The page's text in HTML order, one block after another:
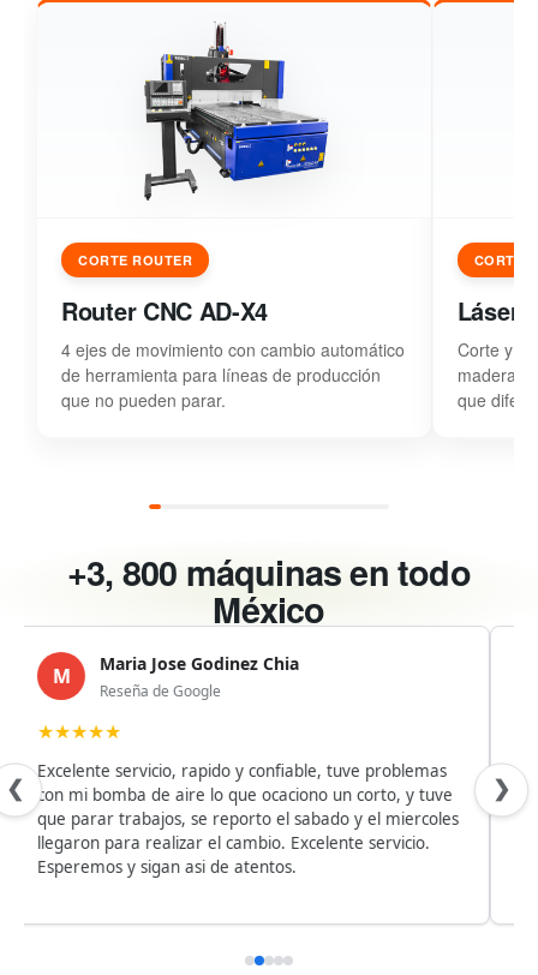
CORTE ROUTER
Router CNC AD-X4
4 ejes de movimiento con cambio automático
de herramienta para líneas de producción
que no pueden parar.
CORTE
Láser
Corte y
madera,
que
+3, 800 máquinas en todo
México
❮
M Maria Jose Godinez Chia
Reseña de Google
★★★★★
Excelente servicio, rapido y confiable, tuve problemas
con mi bomba de aire lo que ocaciono un corto, y tuve
que parar trabajos, se reporto el sabado y el miercoles
llegaron para realizar el cambio. Excelente servicio.
Esperemos y sigan asi de atentos.
❯